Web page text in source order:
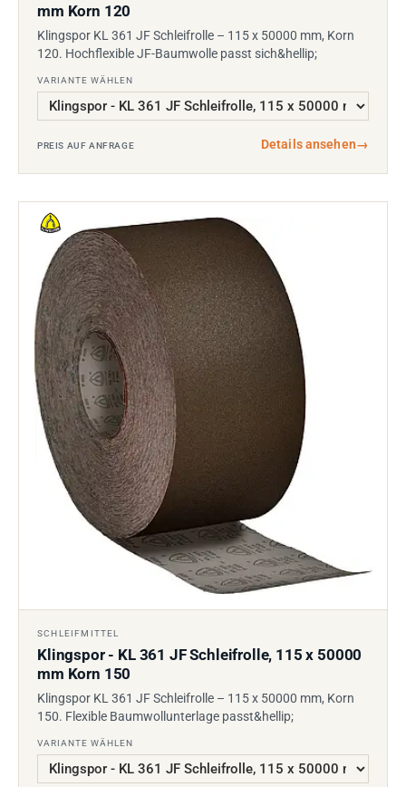
mm Korn 120
Klingspor KL 361 JF Schleifrolle – 115 x 50000 mm, Korn
120. Hochflexible JF-Baumwolle passt sich&hellip;
VARIANTE WÄHLEN
PREIS AUF ANFRAGE Details ansehen→
SCHLEIFMITTEL
Klingspor - KL 361 JF Schleifrolle, 115 x 50000
mm Korn 150
Klingspor KL 361 JF Schleifrolle – 115 x 50000 mm, Korn
150. Flexible Baumwollunterlage passt&hellip;
VARIANTE WÄHLEN